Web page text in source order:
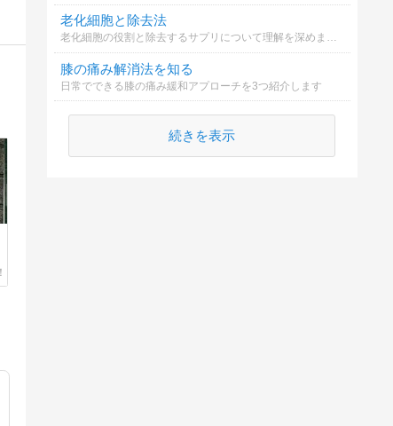
老化細胞と除去法
老化細胞の役割と除去するサプリについて理解を深めましょう。
膝の痛み解消法を知る
日常でできる膝の痛み緩和アプローチを3つ紹介します
続きを表示